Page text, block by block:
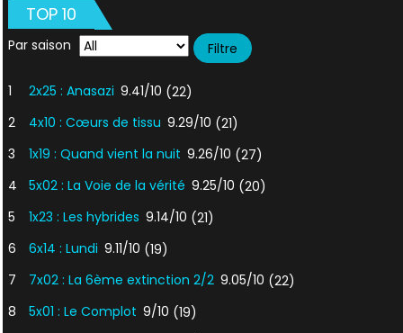
TOP 10
Par saison
1 2x25 : Anasazi 9.41/10 (22)
2
4x10 : Cœurs de tissu 9.29/10 (21)
3
1x19 : Quand vient la nuit 9.26/10 (27)
4
5x02 : La Voie de la vérité 9.25/10 (20)
5
1x23 : Les hybrides 9.14/10 (21)
6
6x14 : Lundi 9.11/10 (19)
7
7x02 : La 6ème extinction 2/2 9.05/10 (22)
8
5x01 : Le Complot 9/10 (19)